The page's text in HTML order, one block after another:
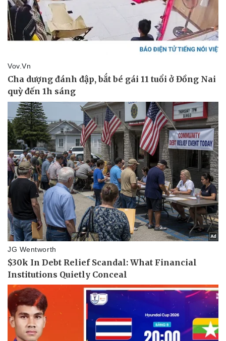
Thể thao
Bóng đá
Lịch thi đấu bóng đá
Thế giới thể thao
eSports
Hậu trường
Ô tô - Xe máy
Ô tô
Xe máy
Tư vấn